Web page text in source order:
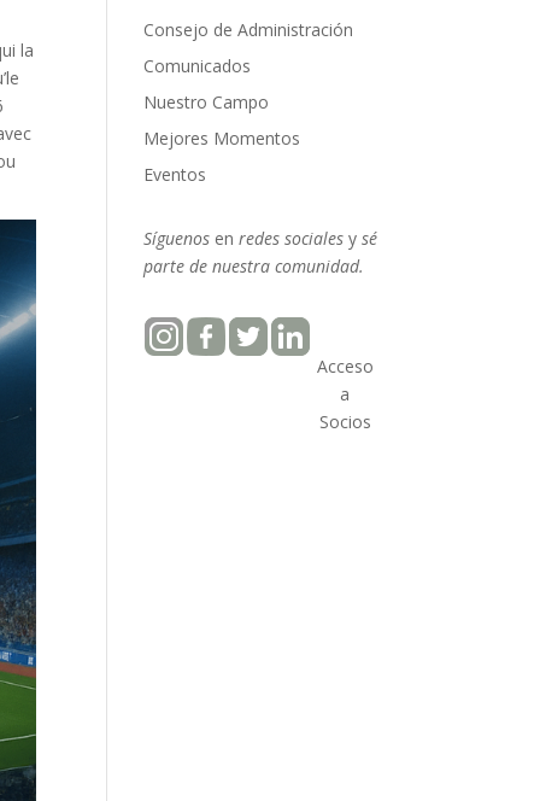
la
Consejo de Administración
Comunicados
Nuestro Campo
Mejores Momentos
Eventos
Síguenos enredes sociales ysé
partede nuestra comunidad.
Acceso
a
Socios